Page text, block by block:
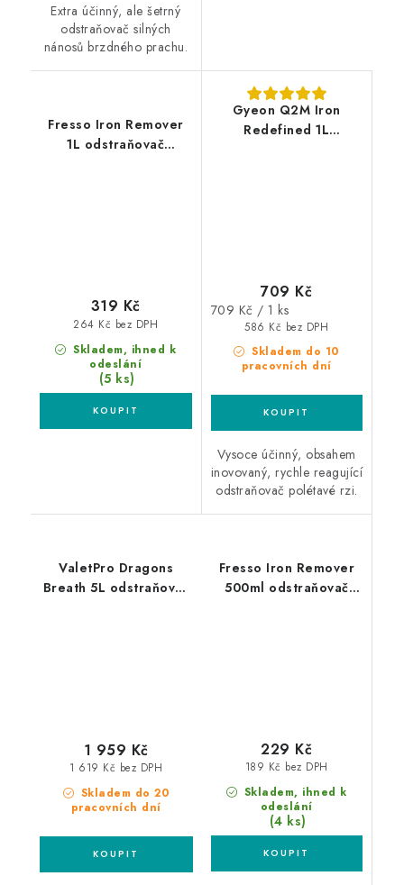
Extra účinný, ale šetrný
odstraňovač silných
nánosů brzdného prachu.
Fresso Iron Remover
1L odstraňovač
Skladem, ihned k
odeslání
(5 ks)
264 Kč bez DPH
319 Kč
Gyeon Q2M Iron
Redefined 1L
Skladem do 10
pracovních dní
586 Kč bez DPH
709 Kč
Měrná
709 Kč / 1 ks
Vysoce účinný, obsahem
inovovaný, rychle reagující
odstraňovač polétavé rzi.
ValetPro Dragons
Breath 5L odstraňovač
Skladem do 20
pracovních dní
1 619 Kč bez DPH
1 959 Kč
Fresso Iron Remover
500ml odstraňovač
Skladem, ihned k
odeslání
(4 ks)
189 Kč bez DPH
229 Kč